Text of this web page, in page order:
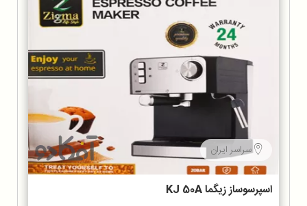
سراسر ایران
اسپرسوساز زیگما KJ 50A